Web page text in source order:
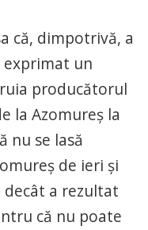
că, dimpotrivă, a
un
producătorul
la Azomureș la
nu se lasă
de ieri și
a rezultat
că nu poate